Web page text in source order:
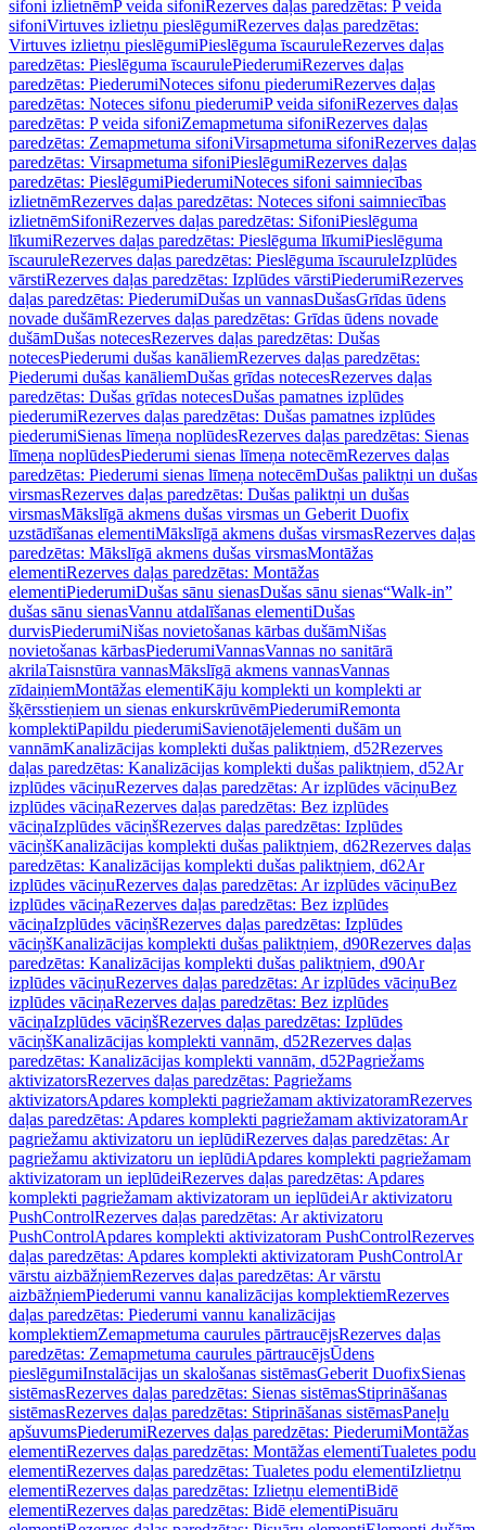
sifoni izlietnēmP veida sifoniRezerves daļas paredzētas: P veida
sifoniVirtuves izlietņu pieslēgumiRezerves daļas paredzētas:
Virtuves izlietņu pieslēgumiPieslēguma īscauruleRezerves daļas
paredzētas: Pieslēguma īscaurulePiederumiRezerves daļas
paredzētas: PiederumiNoteces sifonu piederumiRezerves daļas
paredzētas: Noteces sifonu piederumiP veida sifoniRezerves daļas
paredzētas: P veida sifoniZemapmetuma sifoniRezerves daļas
paredzētas: Zemapmetuma sifoniVirsapmetuma sifoniRezerves daļas
paredzētas: Virsapmetuma sifoniPieslēgumiRezerves daļas
paredzētas: PieslēgumiPiederumiNoteces sifoni saimniecības
izlietnēmRezerves daļas paredzētas: Noteces sifoni saimniecības
izlietnēmSifoniRezerves daļas paredzētas: SifoniPieslēguma
līkumiRezerves daļas paredzētas: Pieslēguma līkumiPieslēguma
īscauruleRezerves daļas paredzētas: Pieslēguma īscauruleIzplūdes
vārstiRezerves daļas paredzētas: Izplūdes vārstiPiederumiRezerves
daļas paredzētas: PiederumiDušas un vannasDušasGrīdas ūdens
novade dušāmRezerves daļas paredzētas: Grīdas ūdens novade
dušāmDušas notecesRezerves daļas paredzētas: Dušas
notecesPiederumi dušas kanāliemRezerves daļas paredzētas:
Piederumi dušas kanāliemDušas grīdas notecesRezerves daļas
paredzētas: Dušas grīdas notecesDušas pamatnes izplūdes
piederumiRezerves daļas paredzētas: Dušas pamatnes izplūdes
piederumiSienas līmeņa noplūdesRezerves daļas paredzētas: Sienas
līmeņa noplūdesPiederumi sienas līmeņa notecēmRezerves daļas
paredzētas: Piederumi sienas līmeņa notecēmDušas paliktņi un dušas
virsmasRezerves daļas paredzētas: Dušas paliktņi un dušas
virsmasMākslīgā akmens dušas virsmas un Geberit Duofix
uzstādīšanas elementiMākslīgā akmens dušas virsmasRezerves daļas
paredzētas: Mākslīgā akmens dušas virsmasMontāžas
elementiRezerves daļas paredzētas: Montāžas
elementiPiederumiDušas sānu sienasDušas sānu sienas“Walk-in”
dušas sānu sienasVannu atdalīšanas elementiDušas
durvisPiederumiNišas novietošanas kārbas dušāmNišas
novietošanas kārbasPiederumiVannasVannas no sanitārā
akrilaTaisnstūra vannasMākslīgā akmens vannasVannas
zīdaiņiemMontāžas elementiKāju komplekti un komplekti ar
šķērsstieņiem un sienas enkurskrūvēmPiederumiRemonta
komplektiPapildu piederumiSavienotājelementi dušām un
vannāmKanalizācijas komplekti dušas paliktņiem, d52Rezerves
daļas paredzētas: Kanalizācijas komplekti dušas paliktņiem, d52Ar
izplūdes vāciņuRezerves daļas paredzētas: Ar izplūdes vāciņuBez
izplūdes vāciņaRezerves daļas paredzētas: Bez izplūdes
vāciņaIzplūdes vāciņšRezerves daļas paredzētas: Izplūdes
vāciņšKanalizācijas komplekti dušas paliktņiem, d62Rezerves daļas
paredzētas: Kanalizācijas komplekti dušas paliktņiem, d62Ar
izplūdes vāciņuRezerves daļas paredzētas: Ar izplūdes vāciņuBez
izplūdes vāciņaRezerves daļas paredzētas: Bez izplūdes
vāciņaIzplūdes vāciņšRezerves daļas paredzētas: Izplūdes
vāciņšKanalizācijas komplekti dušas paliktņiem, d90Rezerves daļas
paredzētas: Kanalizācijas komplekti dušas paliktņiem, d90Ar
izplūdes vāciņuRezerves daļas paredzētas: Ar izplūdes vāciņuBez
izplūdes vāciņaRezerves daļas paredzētas: Bez izplūdes
vāciņaIzplūdes vāciņšRezerves daļas paredzētas: Izplūdes
vāciņšKanalizācijas komplekti vannām, d52Rezerves daļas
paredzētas: Kanalizācijas komplekti vannām, d52Pagriežams
aktivizatorsRezerves daļas paredzētas: Pagriežams
aktivizatorsApdares komplekti pagriežamam aktivizatoramRezerves
daļas paredzētas: Apdares komplekti pagriežamam aktivizatoramAr
pagriežamu aktivizatoru un ieplūdiRezerves daļas paredzētas: Ar
pagriežamu aktivizatoru un ieplūdiApdares komplekti pagriežamam
aktivizatoram un ieplūdeiRezerves daļas paredzētas: Apdares
komplekti pagriežamam aktivizatoram un ieplūdeiAr aktivizatoru
PushControlRezerves daļas paredzētas: Ar aktivizatoru
PushControlApdares komplekti aktivizatoram PushControlRezerves
daļas paredzētas: Apdares komplekti aktivizatoram PushControlAr
vārstu aizbāžņiemRezerves daļas paredzētas: Ar vārstu
aizbāžņiemPiederumi vannu kanalizācijas komplektiemRezerves
daļas paredzētas: Piederumi vannu kanalizācijas
komplektiemZemapmetuma caurules pārtraucējsRezerves daļas
paredzētas: Zemapmetuma caurules pārtraucējsŪdens
pieslēgumiInstalācijas un skalošanas sistēmasGeberit DuofixSienas
sistēmasRezerves daļas paredzētas: Sienas sistēmasStiprināšanas
sistēmasRezerves daļas paredzētas: Stiprināšanas sistēmasPaneļu
apšuvumsPiederumiRezerves daļas paredzētas: PiederumiMontāžas
elementiRezerves daļas paredzētas: Montāžas elementiTualetes podu
elementiRezerves daļas paredzētas: Tualetes podu elementiIzlietņu
elementiRezerves daļas paredzētas: Izlietņu elementiBidē
elementiRezerves daļas paredzētas: Bidē elementiPisuāru